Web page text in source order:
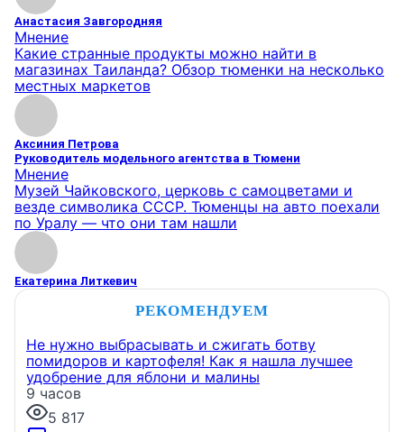
Анастасия Завгородняя
Мнение
Какие странные продукты можно найти в
магазинах Таиланда? Обзор тюменки на несколько
местных маркетов
Аксиния Петрова
Руководитель модельного агентства в Тюмени
Мнение
Музей Чайковского, церковь с самоцветами и
везде символика СССР. Тюменцы на авто поехали
по Уралу — что они там нашли
Екатерина Литкевич
РЕКОМЕНДУЕМ
Не нужно выбрасывать и сжигать ботву
помидоров и картофеля! Как я нашла лучшее
удобрение для яблони и малины
9 часов
5 817